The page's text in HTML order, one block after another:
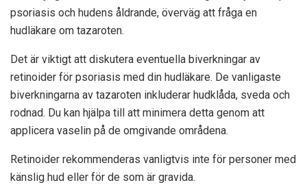
psoriasis och hudens åldrande, överväg att fråga en
hudläkare om tazaroten.
Det är viktigt att diskutera eventuella biverkningar av
retinoider för psoriasis med din hudläkare. De vanligaste
biverkningarna av tazaroten inkluderar hudklåda, sveda och
rodnad. Du kan hjälpa till att minimera detta genom att
applicera vaselin på de omgivande områdena.
Retinoider rekommenderas vanligtvis inte för personer med
känslig hud eller för de som är gravida.